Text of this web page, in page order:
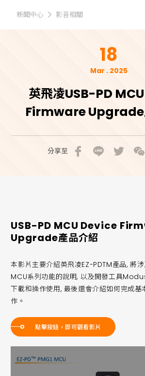
新聞中心 影音相關
18
Mar . 2025
英飛凌USB-PD
Firmware Upgrade
分享至
USB-PD MCU Device
Upgrade產品介紹
本影片主要介紹英飛凌EZ-PDTM產品, 將
MCU系列功能的說明, 以及開發工具
下載和操作使用, 最後還會介紹如何完成基
作。
點擊按鈕，即可觀看影片